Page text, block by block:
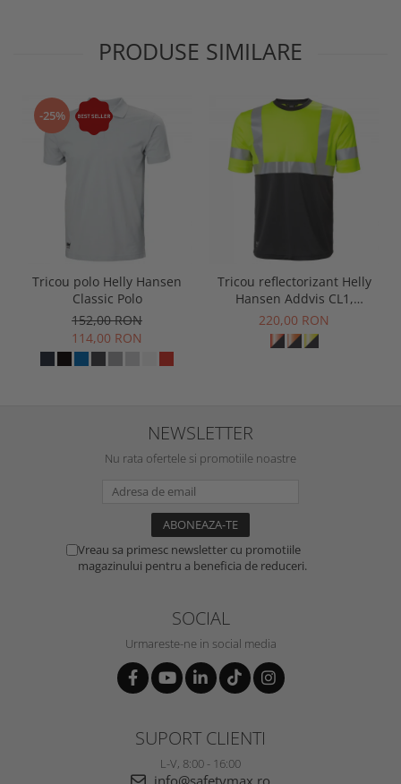
PRODUSE SIMILARE
-25%
Tricou polo Helly Hansen
Classic Polo
152,00 RON
114,00 RON
Tricou reflectorizant Helly
Hansen Addvis CL1,
galben/negru abanos, XS
220,00 RON
NEWSLETTER
Nu rata ofertele si promotiile noastre
Vreau sa primesc newsletter cu promotiile
magazinului pentru a beneficia de reduceri.
SOCIAL
Urmareste-ne in social media
SUPORT CLIENTI
L-V, 8:00 - 16:00
info@safetymax.ro